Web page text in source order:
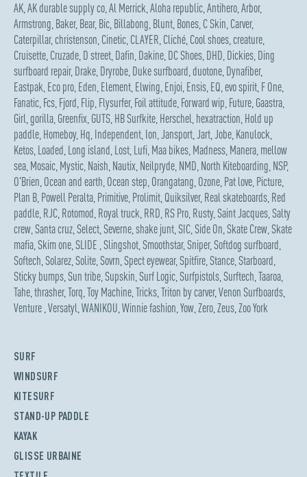
AK,AK durable supply co,Al Merrick,Aloha republic,Antihero,Arbor,
Armstrong,Baker,Bear,Bic,Billabong,Blunt,Bones,C Skin,Carver,
Caterpillar,christenson,Cinetic,CLAYER,Cliché,Cool shoes,creature,
Cruisette,Cruzade,D street,Dafin,Dakine,DC Shoes,DHD,Dickies,Ding
surfboard repair,Drake,Dryrobe,Duke surfboard,duotone,Dynafiber,
Eastpak,Eco pro,Eden,Element,Elwing,Enjoi,Ensis,EQ,evo spirit,F One,
Fanatic,Fcs,Fjord,Flip,Flysurfer,Foil attitude,Forward wip,Future,Gaastra,
Girl,gorilla,Greenfix,GUTS,HB Surfkite,Herschel,hexatraction,Hold up
paddle,Homeboy,Hq,Independent,Ion,Jansport,Jart,Jobe,Kanulock,
Ketos,Loaded,Long island,Lost,Lufi,Maa bikes,Madness,Manera,mellow
sea,Mosaic,Mystic,Naish,Nautix,Neilpryde,NMD,North Kiteboarding,NSP,
O'Brien,Ocean and earth,Ocean step,Orangatang,Ozone,Pat love,Picture,
Plan B,Powell Peralta,Primitive,Prolimit,Quiksilver,Real skateboards,Red
paddle,RJC,Rotomod,Royal truck,RRD,RS Pro,Rusty,Saint Jacques,Salty
crew,Santa cruz,Select,Severne,shake junt,SIC,Side On,Skate Crew,Skate
mafia,Skim one,SLIDE ,Slingshot,Smoothstar,Sniper,Softdog surfboard,
Softech,Solarez,Solite,Sovrn,Spect eyewear,Spitfire,Stance,Starboard,
Sticky bumps,Sun tribe,Supskin,Surf Logic,Surfpistols,Surftech,Taaroa,
Tahe,thrasher,Torq,Toy Machine,Tricks,Triton by carver,Venon Surfboards,
Venture,Versatyl,WANIKOU,Winnie fashion,Yow,Zero,Zeus,Zoo York
SURF
WINDSURF
KITESURF
STAND-UP PADDLE
KAYAK
GLISSE URBAINE